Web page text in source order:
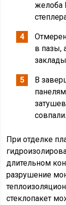
желоба
в пазы,
В
совпали.
При отделке
длительном
разрушение
стеклопакет